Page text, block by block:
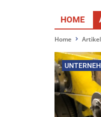
HOME
Home Artikel